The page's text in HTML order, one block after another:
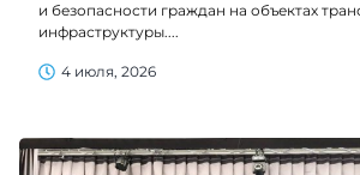
и безопасности граждан на объектах
инфраструктуры....
4 июля, 2026